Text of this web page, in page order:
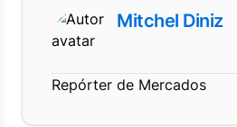
Mitchel Diniz
Repórter de Mercados